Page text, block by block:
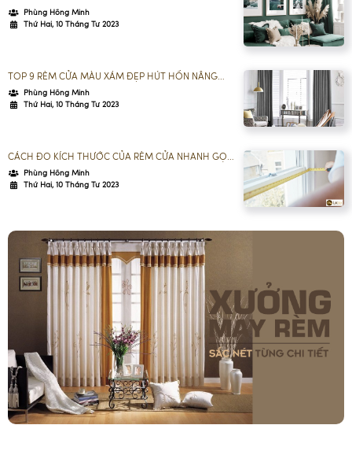
DẪN ĐẦU XU HƯỚNG
Phùng Hồng Minh
Thứ Hai, 10 Tháng Tư 2023
TOP 9 RÈM CỬA MÀU XÁM ĐẸP HÚT HỒN NÂNG
TẦM KHÔNG GIAN
Phùng Hồng Minh
Thứ Hai, 10 Tháng Tư 2023
CÁCH ĐO KÍCH THƯỚC CỦA RÈM CỬA NHANH GỌN
VÀ CHÍNH XÁC
Phùng Hồng Minh
Thứ Hai, 10 Tháng Tư 2023